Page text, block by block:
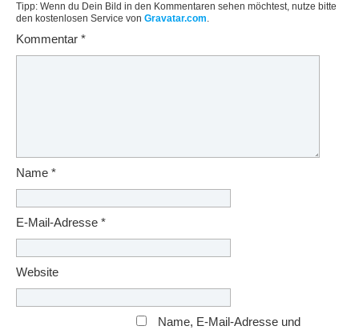
Tipp: Wenn du Dein Bild in den Kommentaren sehen möchtest, nutze bitte
den kostenlosen Service von Gravatar.com
Kommentar *
Name *
E-Mail-Adresse *
Website
Name, E-Mail-Adresse und